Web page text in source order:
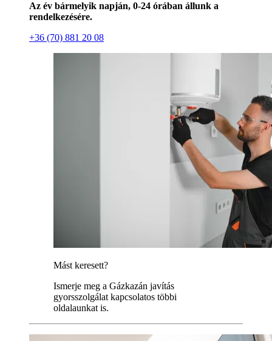
Az év bármelyik napján, 0-24 órában állunk a
rendelkezésére.
+36 (70) 881 20 08
Mást keresett?
Ismerje meg a Gázkazán javítás
gyorsszolgálat kapcsolatos többi
oldalaunkat is.